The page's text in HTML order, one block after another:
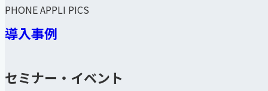
PHONE APPLI PICS
導入事例
セミナー・イベント